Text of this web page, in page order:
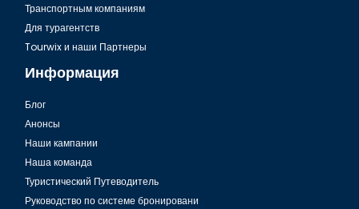
Транспортным компаниям
Для турагентств
Tourwix и наши Партнеры
Информация
Блог
Анонсы
Наши кампании
Наша команда
Туристический Путеводитель
Руководство по системе бронировани